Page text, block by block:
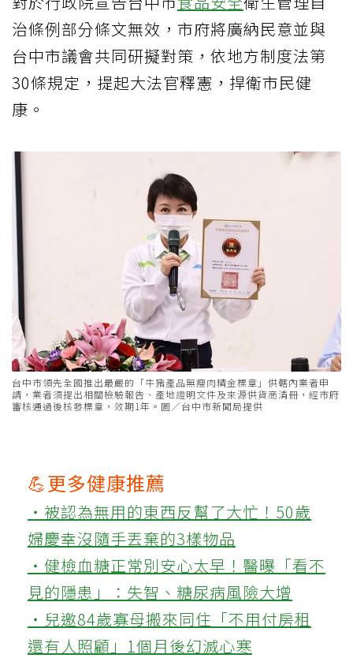
治條例部分條文無效，市府將廣納民意並與
台中市議會共同研擬對策，依地方制度法第
30條規定，提起大法官釋憲，捍衛市民健
康。
台中市領先全國推出最嚴的「牛豬產品無瘦肉精金標章」供轄內業者申
請，業者須提出相關檢驗報告、產地證明文件及來源供貨商清冊，經市府
審核通過後核發標章，效期1年。圖／台中市新聞局提供
💪更多健康推薦
‧被認為無用的東西反幫了大忙！50歲
婦慶幸沒隨手丟棄的3樣物品
‧健檢血糖正常別安心太早！醫曝「看不
見的隱患」：失智、糖尿病風險大增
‧兒邀84歲寡母搬來同住「不用付房租
還有人照顧」1個月後幻滅心寒